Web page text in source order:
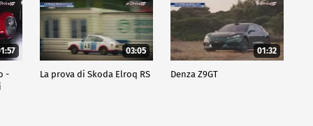
-
03:05
La prova di Skoda Elroq RS
01:32
Denza Z9GT